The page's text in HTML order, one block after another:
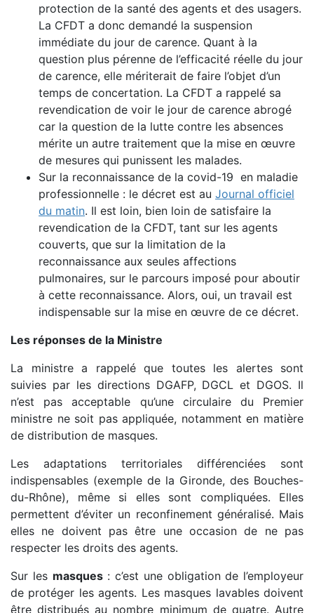
protection de la santé des agents et des usagers.
La CFDT a donc demandé la suspension
immédiate du jour de carence. Quant à la
question plus pérenne de l’efficacité réelle du jour
de carence, elle mériterait de faire l’objet d’un
temps de concertation. La CFDT a rappelé sa
revendication de voir le jour de carence abrogé
car la question de la lutte contre les absences
mérite un autre traitement que la mise en œuvre
de mesures qui punissent les malades.
Sur la reconnaissance de la covid-19 en maladie
professionnelle : le décret est au Journal officiel
du matin. Il est loin, bien loin de satisfaire la
revendication de la CFDT, tant sur les agents
couverts, que sur la limitation de la
reconnaissance aux seules affections
pulmonaires, sur le parcours imposé pour aboutir
à cette reconnaissance. Alors, oui, un travail est
indispensable sur la mise en œuvre de ce décret.
Les réponses de la Ministre
La ministre a rappelé que toutes les alertes sont
suivies par les directions DGAFP, DGCL et DGOS. Il
n’est pas acceptable qu’une circulaire du Premier
ministre ne soit pas appliquée, notamment en matière
de distribution de masques.
Les adaptations territoriales différenciées sont
indispensables (exemple de la Gironde, des Bouches-
du-Rhône), même si elles sont compliquées. Elles
permettent d’éviter un reconfinement généralisé. Mais
elles ne doivent pas être une occasion de ne pas
respecter les droits des agents.
Sur les masques: c’est une obligation de l’employeur
de protéger les agents. Les masques lavables doivent
être distribués au nombre minimum de quatre. Autre